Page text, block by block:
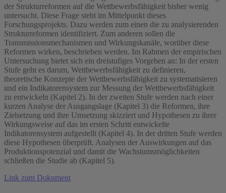
der Strukturreformen auf die Wettbewerbsfähigkeit bisher wenig
untersucht. Diese Frage steht im Mittelpunkt dieses
Forschungsprojekts. Dazu werden zum einen die zu analysierenden
Strukturreformen identifiziert. Zum anderen sollen die
Transmissionsmechanismen und Wirkungskanäle, worüber diese
Reformen wirken, beschrieben werden. Im Rahmen der empirischen
Untersuchung bietet sich ein dreistufiges Vorgehen an: In der ersten
Stufe geht es darum, Wettbewerbsfähigkeit zu definieren,
theoretische Konzepte der Wettbewerbsfähigkeit zu systematisieren
und ein Indikatorensystem zur Messung der Wettbewerbsfähigkeit
zu entwickeln (Kapitel 2). In der zweiten Stufe werden nach einer
kurzen Analyse der Ausgangslage (Kapitel 3) die Reformen, ihre
Zielsetzung und ihre Umsetzung skizziert und Hypothesen zu ihrer
Wirkungsweise auf das im ersten Schritt entwickelte
Indikatorensystem aufgestellt (Kapitel 4). In der dritten Stufe werden
diese Hypothesen überprüft. Analysen der Auswirkungen auf das
Produktionspotenzial und damit die Wachstumsmöglichkeiten
schließen die Studie ab (Kapitel 5).
Link zum Dokument